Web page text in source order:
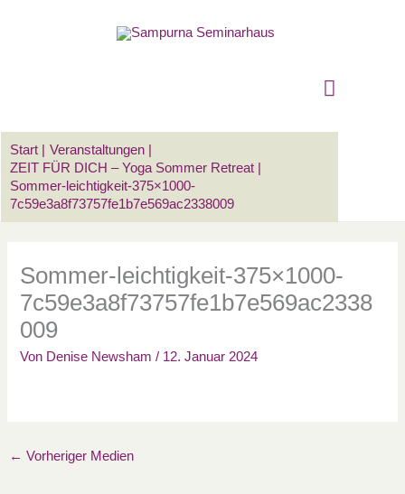
Start
Veranstaltungen
ZEIT FÜR DICH – Yoga Sommer Retreat
Sommer-leichtigkeit-375×1000-
7c59e3a8f73757fe1b7e569ac2338009
Sommer-leichtigkeit-375×1000-
7c59e3a8f73757fe1b7e569ac2338
009
Von Denise Newsham/ 12. Januar 2024
← Vorheriger Medien